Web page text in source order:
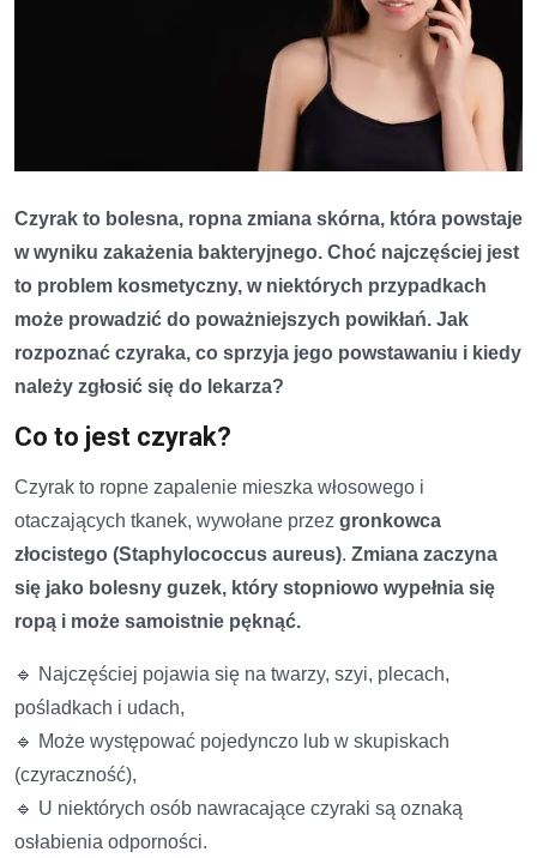
Czyrak to bolesna, ropna zmiana skórna, która powstaje
w wyniku zakażenia bakteryjnego. Choć najczęściej jest
to problem kosmetyczny, w niektórych przypadkach
może prowadzić do poważniejszych powikłań. Jak
rozpoznać czyraka, co sprzyja jego powstawaniu i kiedy
należy zgłosić się do lekarza?
Co to jest czyrak?
Czyrak to ropne zapalenie mieszka włosowego i
otaczających tkanek, wywołane przez gronkowca
złocistego (Staphylococcus aureus). Zmiana zaczyna
się jako bolesny guzek, który stopniowo wypełnia się
ropą i może samoistnie pęknąć.
🔹 Najczęściej pojawia się na twarzy, szyi, plecach,
pośladkach i udach,
🔹 Może występować pojedynczo lub w skupiskach
(czyraczność),
🔹 U niektórych osób nawracające czyraki są oznaką
osłabienia odporności.